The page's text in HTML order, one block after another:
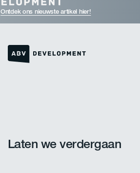
Ontdek ons nieuwste artikel hier!
Laten we verdergaan